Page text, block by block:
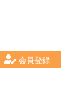
会員登録